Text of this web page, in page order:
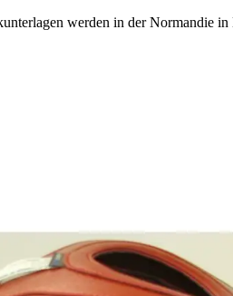
werden in der Normandie